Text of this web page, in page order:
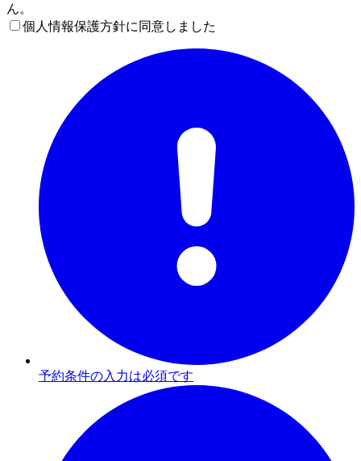
ん。
個人情報保護方針に同意しました
予約条件の入力は必須です